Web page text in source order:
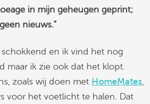
in mijn geheugen geprint;
nieuws.”
en ik vind het nog
maar ik zie ook dat het klopt.
zoals wij doen met HomeMates,
voor het voetlicht te halen. Dat